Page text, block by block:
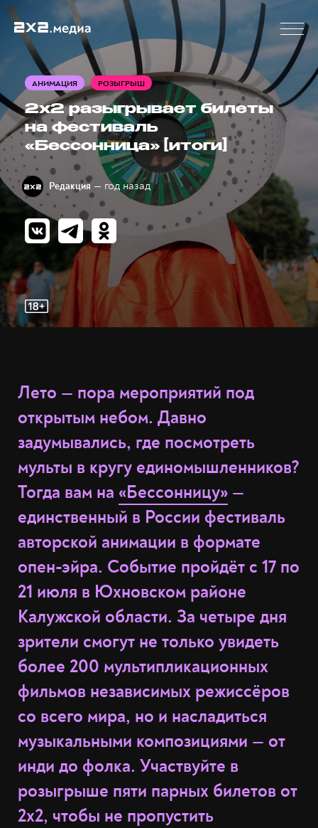
АНИМАЦИЯ РОЗЫГРЫШ
2х2 разыгрывает билеты
на фестиваль
«Бессонница» [итоги]
Редакция — год назад
Лето — пора мероприятий под
открытым небом. Давно
задумывались, где посмотреть
мульты в кругу единомышленников?
Тогда вам на «Бессонницу» —
единственный в России фестиваль
авторской анимации в формате
опен-эйра. Событие пройдёт с 17 по
21 июля в Юхновском районе
Калужской области. За четыре дня
зрители смогут не только увидеть
более 200 мультипликационных
фильмов независимых режиссёров
со всего мира, но и насладиться
музыкальными композициями — от
инди до фолка. Участвуйте в
розыгрыше пяти парных билетов от
2x2, чтобы не пропустить